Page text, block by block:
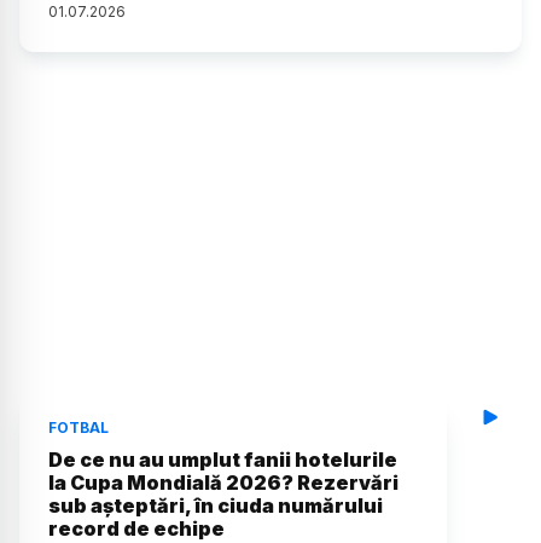
01.07.2026
FOTBAL
De ce nu au umplut fanii hotelurile
la Cupa Mondială 2026? Rezervări
sub așteptări, în ciuda numărului
record de echipe